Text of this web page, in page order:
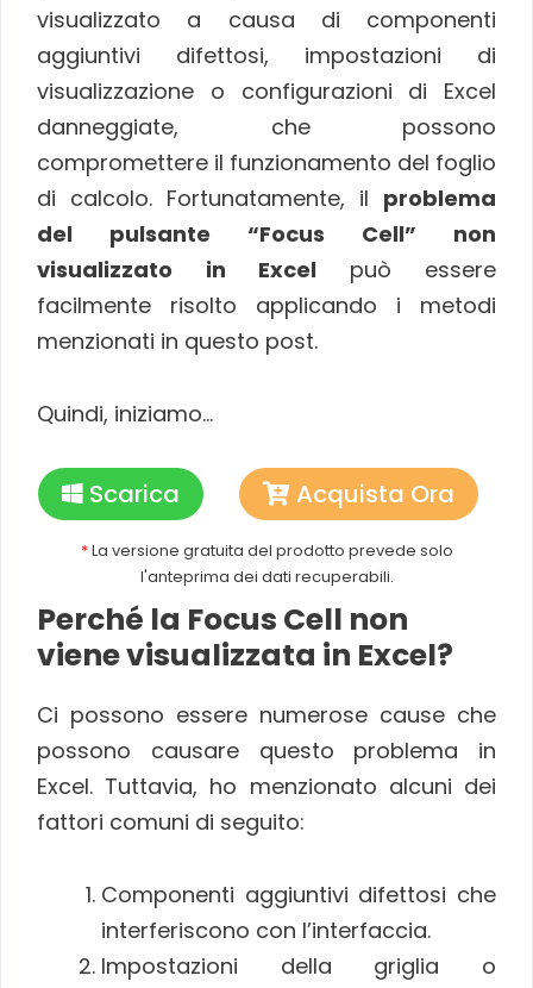
visualizzato a causa di componenti
aggiuntivi difettosi, impostazioni di
visualizzazione o configurazioni di Excel
danneggiate, che possono
compromettere il funzionamento del foglio
di calcolo. Fortunatamente, il problema
del pulsante “Focus Cell” non
visualizzato in Excel può essere
facilmente risolto applicando i metodi
menzionati in questo post.
Quindi, iniziamo…
Scarica Acquista Ora
*La versione gratuita del prodotto prevede solo
l'anteprima dei dati recuperabili.
Perché la Focus Cell non
viene visualizzata in Excel?
Ci possono essere numerose cause che
possono causare questo problema in
Excel. Tuttavia, ho menzionato alcuni dei
fattori comuni di seguito:
Componenti aggiuntivi difettosi che
interferiscono con l’interfaccia.
Impostazioni della griglia o